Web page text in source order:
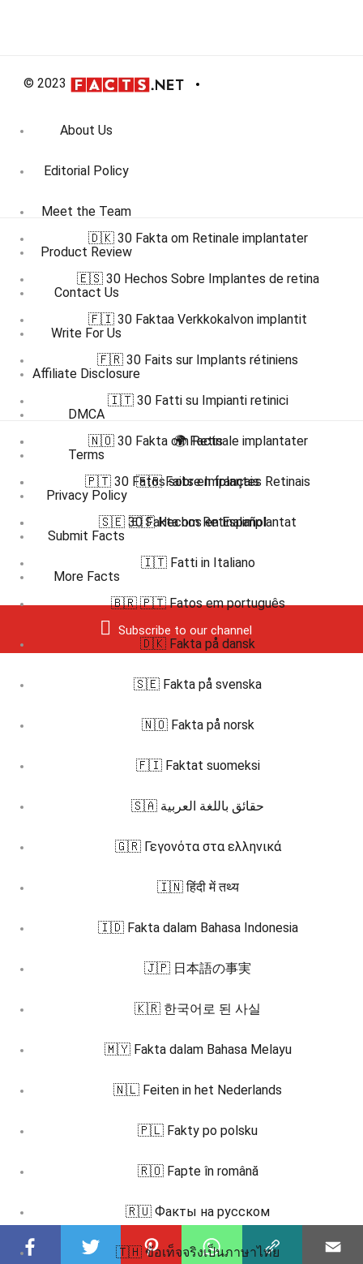
© 2023
About Us
Editorial Policy
Meet the Team
Product Review
Contact Us
Write For Us
Affiliate Disclosure
DMCA
Terms
Privacy Policy
Submit Facts
More Facts
Subscribe to our channel
🇩🇰 30 Fakta om Retinale implantater
🇪🇸 30 Hechos Sobre Implantes de retina
🇫🇮 30 Faktaa Verkkokalvon implantit
🇫🇷 30 Faits sur Implants rétiniens
🇮🇹 30 Fatti su Impianti retinici
🇳🇴 30 Fakta om Retinale implantater
🇵🇹 30 Fatos sobre Implantes Retinais
🇸🇪 30 Fakta om Retinalimplantat
🌍 Facts
🇫🇷 Faits en français
🇪🇸 Hechos en Español
🇮🇹 Fatti in Italiano
🇧🇷 🇵🇹 Fatos em português
🇩🇰 Fakta på dansk
🇸🇪 Fakta på svenska
🇳🇴 Fakta på norsk
🇫🇮 Faktat suomeksi
🇸🇦 حقائق باللغة العربية
🇬🇷 Γεγονότα στα ελληνικά
🇮🇳 हिंदी में तथ्य
🇮🇩 Fakta dalam Bahasa Indonesia
🇯🇵 日本語の事実
🇰🇷 한국어로 된 사실
🇲🇾 Fakta dalam Bahasa Melayu
🇳🇱 Feiten in het Nederlands
🇵🇱 Fakty po polsku
🇷🇴 Fapte în română
🇷🇺 Факты на русском
🇹🇭 ข้อเท็จจริงเป็นภาษาไทย